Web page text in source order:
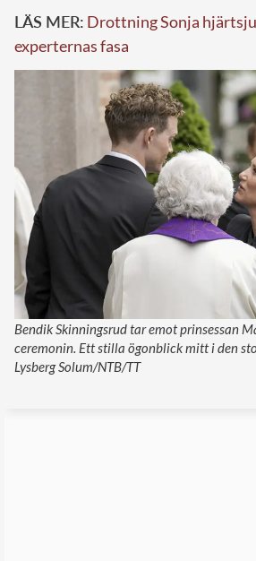
LÄS MER: Drottning Sonja
experternas fasa
Bendik Skinningsrud tar emot prinsessan
ceremonin. Ett stilla ögonblick mitt i den
Lysberg Solum/NTB/TT